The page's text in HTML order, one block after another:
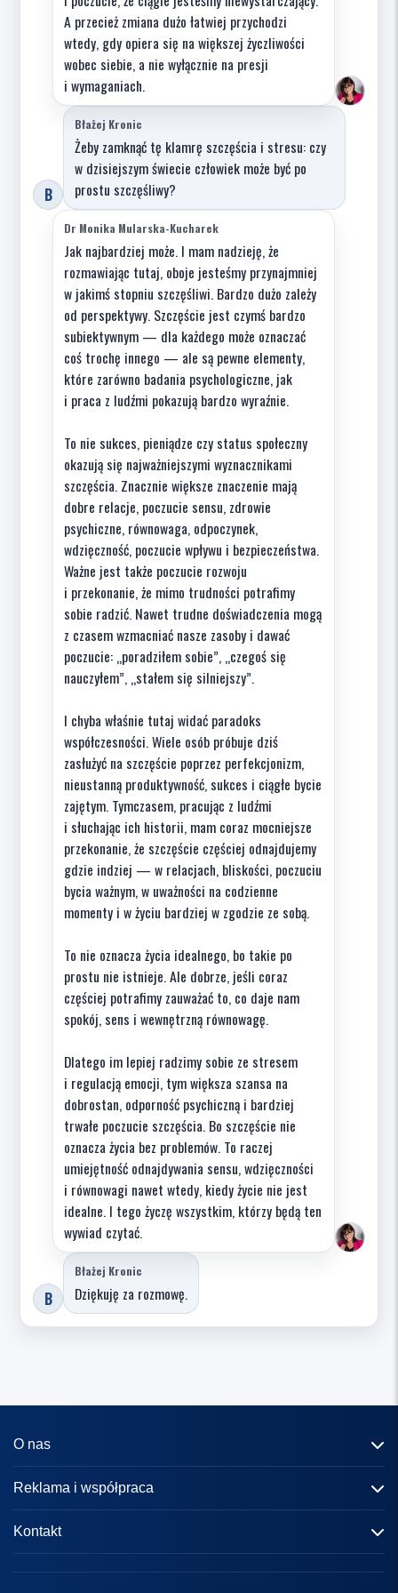
A przecież zmiana dużo łatwiej przychodzi
wtedy, gdy opiera się na większej życzliwości
wobec siebie, a nie wyłącznie na presji
i wymaganiach.
B
Błażej Kronic
Żeby zamknąć tę klamrę szczęścia i stresu: czy
w dzisiejszym świecie człowiek może być po
prostu szczęśliwy?
Dr Monika Mularska-Kucharek
Jak najbardziej może. I mam nadzieję, że
rozmawiając tutaj, oboje jesteśmy przynajmniej
w jakimś stopniu szczęśliwi. Bardzo dużo zależy
od perspektywy. Szczęście jest czymś bardzo
subiektywnym — dla każdego może oznaczać
coś trochę innego — ale są pewne elementy,
które zarówno badania psychologiczne, jak
i praca z ludźmi pokazują bardzo wyraźnie.
To nie sukces, pieniądze czy status społeczny
okazują się najważniejszymi wyznacznikami
szczęścia. Znacznie większe znaczenie mają
dobre relacje, poczucie sensu, zdrowie
psychiczne, równowaga, odpoczynek,
wdzięczność, poczucie wpływu i bezpieczeństwa.
Ważne jest także poczucie rozwoju
i przekonanie, że mimo trudności potrafimy
sobie radzić. Nawet trudne doświadczenia mogą
z czasem wzmacniać nasze zasoby i dawać
poczucie: „poradziłem sobie”, „czegoś się
nauczyłem”, „stałem się silniejszy”.
I chyba właśnie tutaj widać paradoks
współczesności. Wiele osób próbuje dziś
zasłużyć na szczęście poprzez perfekcjonizm,
nieustanną produktywność, sukces i ciągłe bycie
zajętym. Tymczasem, pracując z ludźmi
i słuchając ich historii, mam coraz mocniejsze
przekonanie, że szczęście częściej odnajdujemy
gdzie indziej — w relacjach, bliskości, poczuciu
bycia ważnym, w uważności na codzienne
momenty i w życiu bardziej w zgodzie ze sobą.
To nie oznacza życia idealnego, bo takie po
prostu nie istnieje. Ale dobrze, jeśli coraz
częściej potrafimy zauważać to, co daje nam
spokój, sens i wewnętrzną równowagę.
Dlatego im lepiej radzimy sobie ze stresem
i regulacją emocji, tym większa szansa na
dobrostan, odporność psychiczną i bardziej
trwałe poczucie szczęścia. Bo szczęście nie
oznacza życia bez problemów. To raczej
umiejętność odnajdywania sensu, wdzięczności
i równowagi nawet wtedy, kiedy życie nie jest
idealne. I tego życzę wszystkim, którzy będą ten
wywiad czytać.
B
Błażej Kronic
Dziękuję za rozmowę.
O nas
Informacje o portalu
Reklama i współpraca
Reklama
Kontakt
kontakt@knews.pl